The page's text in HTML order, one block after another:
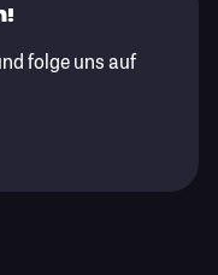
folge uns auf